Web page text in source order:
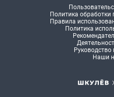
Политика
Правила
Политика
Руководство
Наши